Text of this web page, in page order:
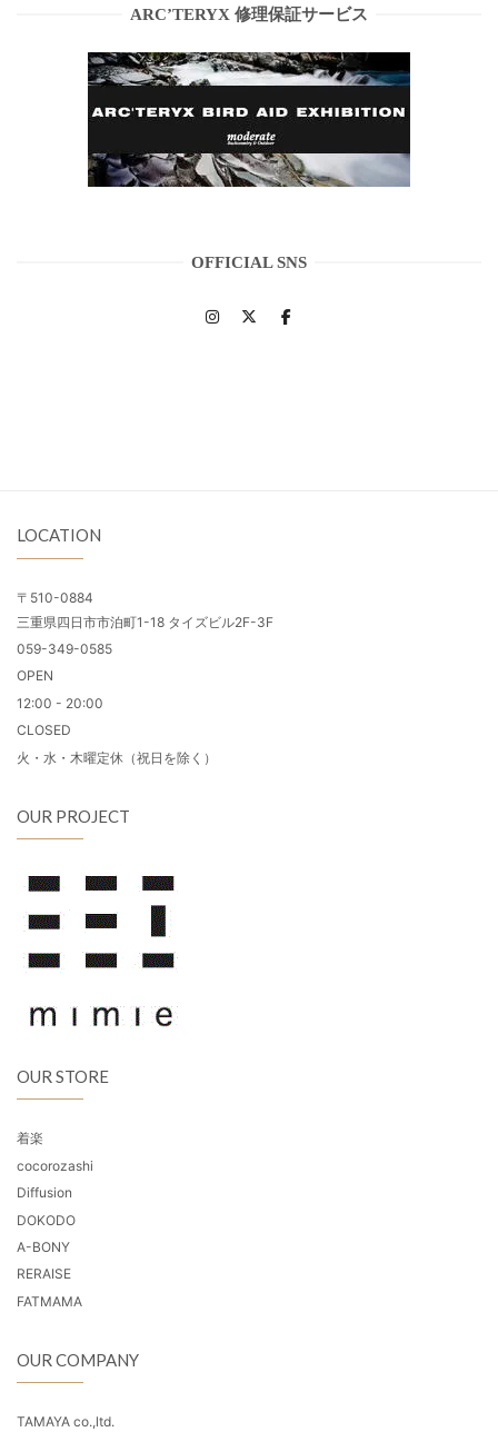
ARC’TERYX 修理保証サービス
OFFICIAL SNS
LOCATION
〒510-0884
三重県四日市市泊町1-18 タイズビル2F-3F
059-349-0585
OPEN
12:00 - 20:00
CLOSED
火・水・木曜定休（祝日を除く）
OUR PROJECT
OUR STORE
着楽
cocorozashi
Diffusion
DOKODO
A-BONY
RERAISE
FATMAMA
OUR COMPANY
TAMAYA co.,ltd.